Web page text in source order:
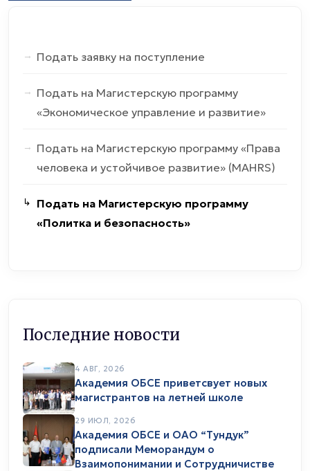
Подать заявку на поступление
Подать на Магистерскую программу
«Экономическое управление и развитие»
Подать на Магистерскую программу «Права
человека и устойчивое развитие» (MAHRS)
Подать на Магистерскую программу
«Политка и безопасность»
Последние новости
4 АВГ, 2026
Академия ОБСЕ приветсвует новых
магистрантов на летней школе
29 ИЮЛ, 2026
Академия ОБСЕ и ОАО “Тундук”
подписали Меморандум о
Взаимопонимании и Сотрудничистве